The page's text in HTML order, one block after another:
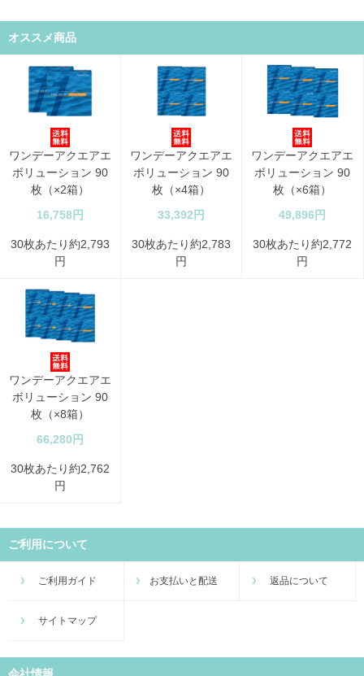
オススメ商品
ワンデーアクエアエ
ボリューション 90
枚（×2箱）
16,758円
30枚あたり約2,793
円
ワンデーアクエアエ
ボリューション 90
枚（×4箱）
33,392円
30枚あたり約2,783
円
ワンデーアクエアエ
ボリューション 90
枚（×6箱）
49,896円
30枚あたり約2,772
円
ワンデーアクエアエ
ボリューション 90
枚（×8箱）
66,280円
30枚あたり約2,762
円
ご利用について
ご利用ガイド お支払いと配送 返品について
サイトマップ
会社情報